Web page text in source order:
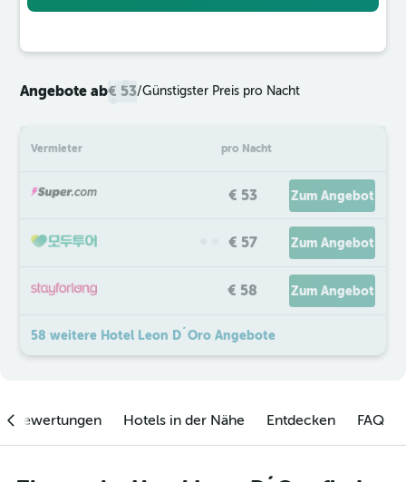
Angebote ab€ 53/Günstigster Preis pro Nacht
Vermieter pro Nacht
€ 53 Zum Angebot
€ 57 Zum Angebot
€ 58 Zum Angebot
58 weitere Hotel Leon D´Oro Angebote
Hotels in der Nähe Entdecken FAQ